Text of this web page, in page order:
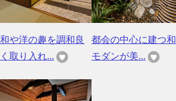
和や洋の趣を調和良
く取り入れ...
都会の中心に建つ和
モダンが美...